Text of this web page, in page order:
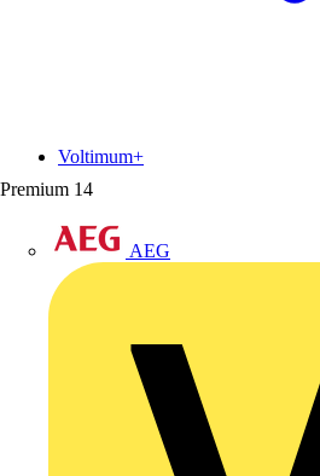
Premium 14
AEG
Voltimum+